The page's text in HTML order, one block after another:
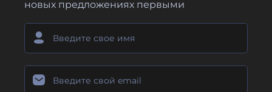
новых предложениях первыми